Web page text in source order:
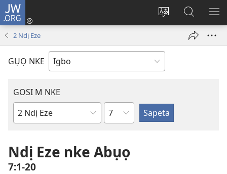
JW.ORG
Gbanwee
Banye
(ga-
ebe
anọ
gụọ
Chọọ
Ihe
na
2 Ndị Eze
GỤỌ NKE
GOSI M NKE
Akwụkwọ
Isiokwu
Ndị Eze nke Abụọ
7:1-20